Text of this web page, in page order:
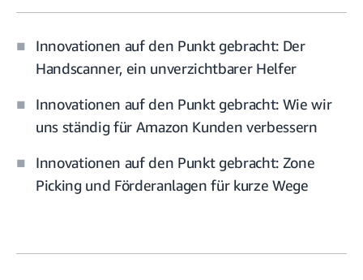
Innovationen auf den Punkt gebracht: Der
Handscanner, ein unverzichtbarer Helfer
Innovationen auf den Punkt gebracht: Wie wir
uns ständig für Amazon Kunden verbessern
Innovationen auf den Punkt gebracht: Zone
Picking und Förderanlagen für kurze Wege